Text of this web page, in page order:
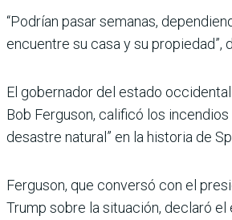
“Podrían pasar semanas,
encuentre su casa y su propiedad”,
El gobernador del estado
Bob Ferguson, calificó los incendios
desastre natural” en la historia de
Ferguson, que conversó con el
Trump sobre la situación, declaró el